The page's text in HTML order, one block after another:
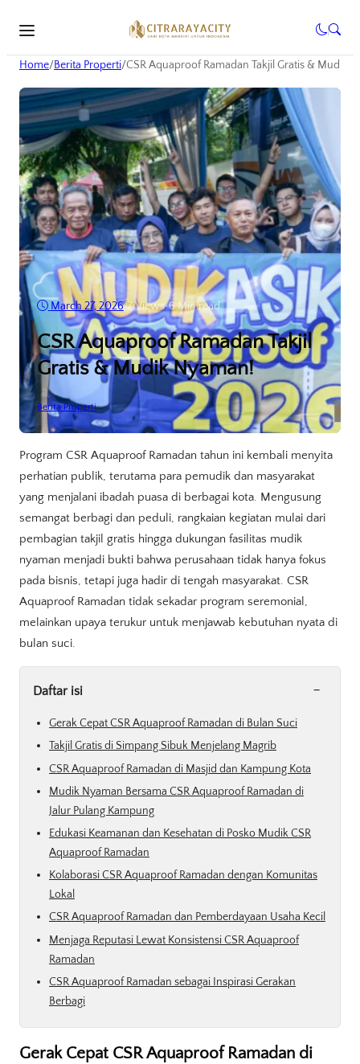
Home/Berita Properti/CSR Aquaproof Ramadan Takjil Gratis & Mudik
March 27, 2026•7Views•6 Min read
CSR Aquaproof Ramadan Takjil
Gratis & Mudik Nyaman!
Berita Properti
Program CSR Aquaproof Ramadan tahun ini kembali menyita
perhatian publik, terutama para pemudik dan masyarakat
yang menjalani ibadah puasa di berbagai kota. Mengusung
semangat berbagi dan peduli, rangkaian kegiatan mulai dari
pembagian takjil gratis hingga dukungan fasilitas mudik
nyaman menjadi bukti bahwa perusahaan tidak hanya fokus
pada bisnis, tetapi juga hadir di tengah masyarakat. CSR
Aquaproof Ramadan tidak sekadar program seremonial,
melainkan upaya terukur untuk menjawab kebutuhan nyata di
bulan suci.
Daftar isi -
Gerak Cepat CSR Aquaproof Ramadan di Bulan Suci
Takjil Gratis di Simpang Sibuk Menjelang Magrib
CSR Aquaproof Ramadan di Masjid dan Kampung Kota
Mudik Nyaman Bersama CSR Aquaproof Ramadan di
Jalur Pulang Kampung
Edukasi Keamanan dan Kesehatan di Posko Mudik CSR
Aquaproof Ramadan
Kolaborasi CSR Aquaproof Ramadan dengan Komunitas
Lokal
CSR Aquaproof Ramadan dan Pemberdayaan Usaha Kecil
Menjaga Reputasi Lewat Konsistensi CSR Aquaproof
Ramadan
CSR Aquaproof Ramadan sebagai Inspirasi Gerakan
Berbagi
Gerak Cepat CSR Aquaproof Ramadan di